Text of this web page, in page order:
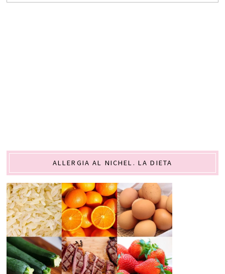
ALLERGIA AL NICHEL. LA DIETA